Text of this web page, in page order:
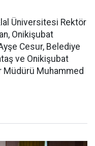
Üniversitesi Rektör
Onikişubat
Cesur, Belediye
ve Onikişubat
Müdürü Muhammed